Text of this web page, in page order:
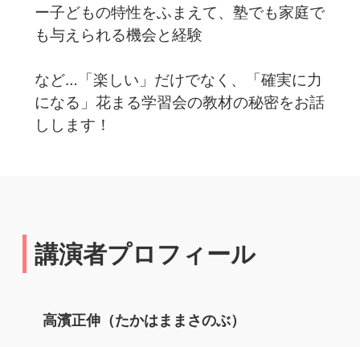
ー子どもの特性をふまえて、塾でも家庭で
も与えられる機会と経験
など…「楽しい」だけでなく、「確実に力
になる」花まる学習会の教材の秘密をお話
しします！
講演者プロフィール
高濱正伸（たかはままさのぶ）